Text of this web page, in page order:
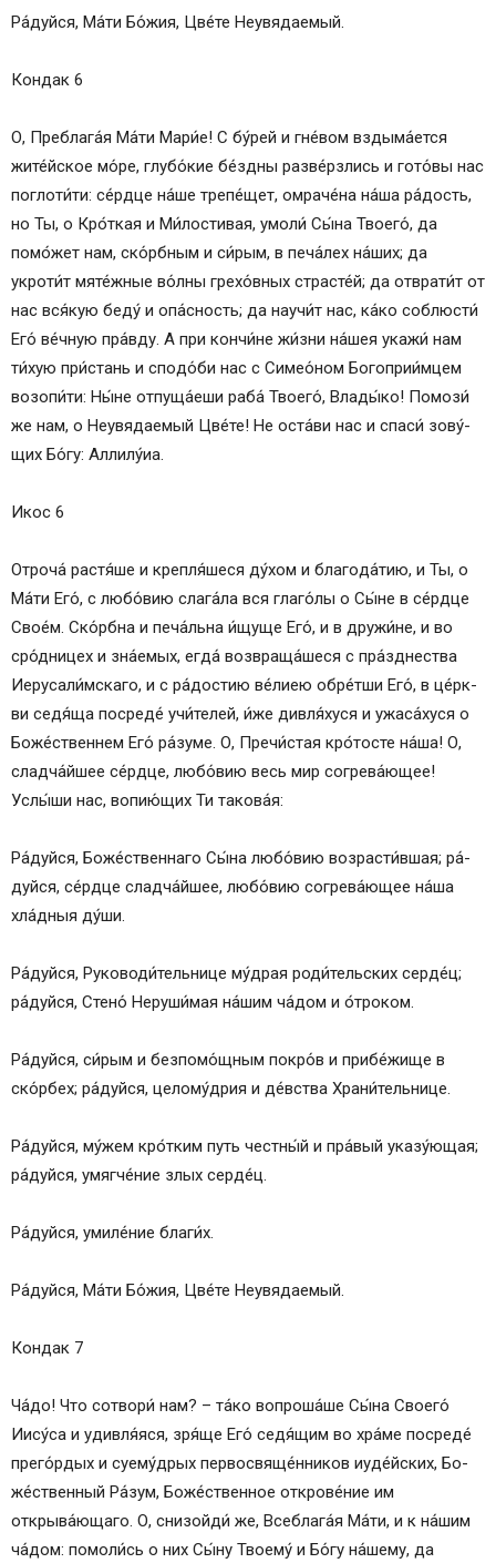
Ра́­дуй­ся, Ма́­ти Бо́­жия, Цве́­те Не­увя­да­емый.
Кондак 6
О, Преблага́я Ма́­ти Ма­ри́е! С бу́рей и гне́вом вздыма́ется
жите́йское мо́ре, глубо́кие бе́зд­ны разве́рзлись и гото́вы нас
поглоти́ти: се́рд­це на́­ше трепе́щет, омраче́на на́­ша ра́­дость,
но Ты, о Кро́ткая и Ми́лостивая, умо­ли́ Сы́­на Тво­его́, да
помо́жет нам, ско́рбным и си́­рым, в пе­ча́­лех на́­ших; да
укроти́т мяте́жные во́л­ны гре­хо́в­ных страс­те́й; да отврати́т от
нас вся́­кую беду́ и опа́сность; да научи́т нас, ка́­ко со­блюс­ти́
Его́ ве́ч­ную пра́вду. А при кончи́не жи́з­ни на́шея укажи́ нам
ти́хую при́стань и спо­до́­би нас с Симео́ном Богоприи́мцем
возопи́ти: Ны́­не отпуща́еши раба́ Тво­его́, Вла­ды́­ко! Помози́
же нам, о Не­увя­да­емый Цве́­те! Не оста́­ви нас и спа­си́ зо­ву́­
щих Бо́­гу: Алли­лу́иа.
Икос 6
От­ро­ча́ растя́ше и крепля́шеся ду́­хом и бла­го­да́­тию, и Ты, о
Ма́­ти Его́, с лю­бо́­вию слага́ла вся гла­го́­лы о Сы́­не в се́рд­це
Сво­е́м. Ско́рбна и печа́льна и́щуще Его́, и в дружи́не, и во
сро́дницех и зна́емых, ег­да́ возвраща́шеся с пра́зднества
Иерусали́мскаго, и с ра́­дос­тию ве́­лиею об­ре́т­ши Его́, в це́рк­
ви седя́ща посреде́ учи́телей, и́же дивля́хуся и ужаса́хуся о
Боже́ственнем Его́ ра́зуме. О, Пре­чи́с­тая кро́тосте на́­ша! О,
сладча́йшее се́рд­це, лю­бо́­вию весь мир согрева́ющее!
Услы́­ши нас, во­пию́­щих Ти та­ко­ва́я:
Ра́­дуй­ся, Бо­же́ст­вен­на­го Сы́­на лю­бо́­вию возрасти́вшая; ра́­
дуй­ся, се́рд­це сладча́йшее, лю­бо́­вию согрева́ющее на́­ша
хла́дныя ду́­ши.
Ра́­дуй­ся, Руководи́тельнице му́д­рая роди́тельских сер­де́ц;
ра́­дуй­ся, Сте­но́ Неруши́мая на́­шим ча́­дом и о́троком.
Ра́­дуй­ся, си́­рым и безпомо́щным по­кро́в и при­бе́­жи­ще в
ско́р­бех; ра́­дуй­ся, це­ло­му́д­рия и де́вст­ва Хра­ни́­тель­ни­це.
Ра́­дуй­ся, му́жем кро́тким путь чест­ны́й и пра́вый указу́ющая;
ра́­дуй­ся, умягче́ние злых сер­де́ц.
Ра́­дуй­ся, умиле́ние бла­ги́х.
Ра́­дуй­ся, Ма́­ти Бо́­жия, Цве́­те Не­увя­да­емый.
Кондак 7
Ча́до! Что со­тво­ри́ нам? – та́­ко вопроша́ше Сы́­на Сво­его́
Иису́­са и удивля́яся, зря́ще Его́ се­дя́­щим во хра́­ме посреде́
прего́рдых и суему́дрых первосвяще́нников иуде́йских, Бо­
же́ст­вен­ный Ра́­зум, Бо­же́ст­вен­ное открове́ние им
открыва́ющаго. О, снизойди́ же, Всеблага́я Ма́­ти, и к на́­шим
ча́­дом: помоли́сь о них Сы́­ну Тво­ему́ и Бо́­гу на́­ше­му, да